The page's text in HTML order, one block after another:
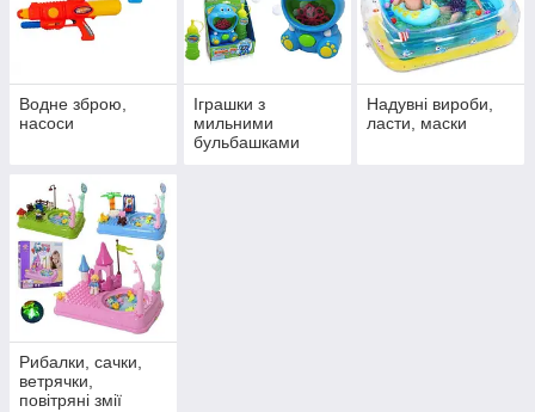
Водне зброю,
насоси
Іграшки з
мильними
бульбашками
Надувні вироби,
ласти, маски
Рибалки, сачки,
ветрячки,
повітряні змії